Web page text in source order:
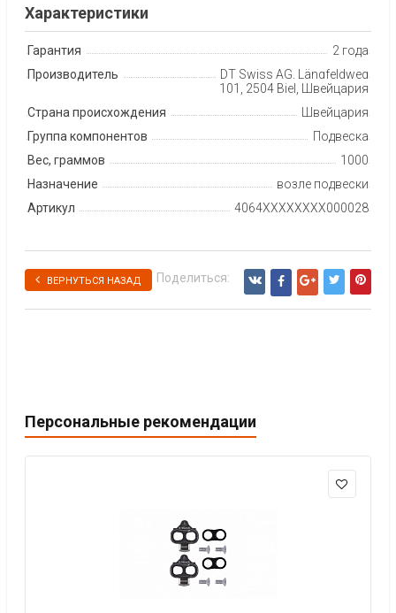
Характеристики
Гарантия
2 года
Производитель
DT Swiss AG, Längfeldweg
101, 2504 Biel, Швейцария
Страна происхождения
Швейцария
Группа компонентов
Подвеска
Вес, граммов
1000
Назначение
возле подвески
Артикул
4064XXXXXXXX000028
ВЕРНУТЬСЯ НАЗАД Поделиться:
Персональные рекомендации